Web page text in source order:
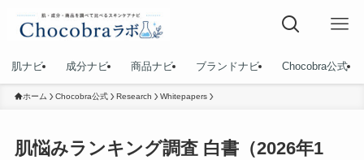
肌ナビ 成分ナビ 商品ナビ ブランドナビ Chocobra公式
ホーム Chocobra公式 Research Whitepapers
肌悩みランキング調査 白書（2026年1